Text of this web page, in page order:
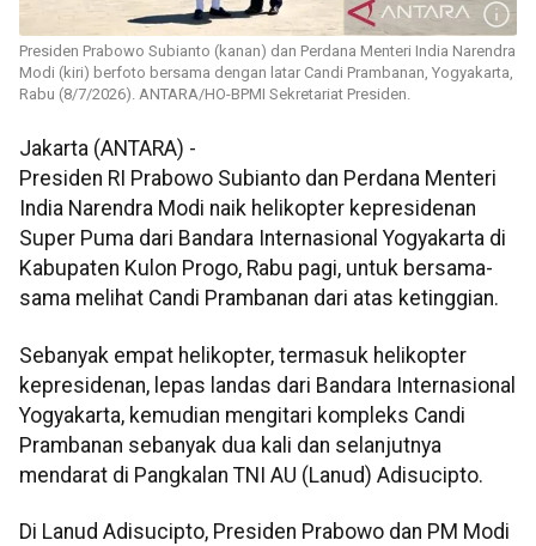
Presiden Prabowo Subianto (kanan) dan Perdana Menteri India Narendra
Modi (kiri) berfoto bersama dengan latar Candi Prambanan, Yogyakarta,
Rabu (8/7/2026). ANTARA/HO-BPMI Sekretariat Presiden.
Jakarta (ANTARA) -
Presiden RI Prabowo Subianto dan Perdana Menteri
India Narendra Modi naik helikopter kepresidenan
Super Puma dari Bandara Internasional Yogyakarta di
Kabupaten Kulon Progo, Rabu pagi, untuk bersama-
sama melihat Candi Prambanan dari atas ketinggian.
Sebanyak empat helikopter, termasuk helikopter
kepresidenan, lepas landas dari Bandara Internasional
Yogyakarta, kemudian mengitari kompleks Candi
Prambanan sebanyak dua kali dan selanjutnya
mendarat di Pangkalan TNI AU (Lanud) Adisucipto.
Di Lanud Adisucipto, Presiden Prabowo dan PM Modi